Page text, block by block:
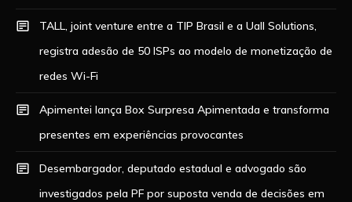
TALL, joint venture entre a TIP Brasil e a Uall Solutions,
registra adesão de 50 ISPs ao modelo de monetização de
redes Wi-Fi
Apimentei lança Box Surpresa Apimentada e transforma
presentes em experiências provocantes
Desembargador, deputado estadual e advogado são
investigados pela PF por suposta venda de decisões em